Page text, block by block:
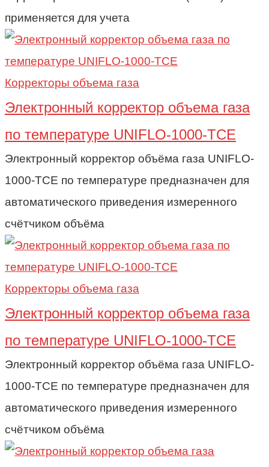
применяется для учета
Корректоры объема газа
Электронный корректор объема газа
по температуре UNIFLO-1000-TCE
Электронный корректор объёма газа UNIFLO-
1000-TCE по температуре предназначен для
автоматического приведения измеренного
счётчиком объёма
Корректоры объема газа
Электронный корректор объема газа
по температуре UNIFLO-1000-TCE
Электронный корректор объёма газа UNIFLO-
1000-TCE по температуре предназначен для
автоматического приведения измеренного
счётчиком объёма